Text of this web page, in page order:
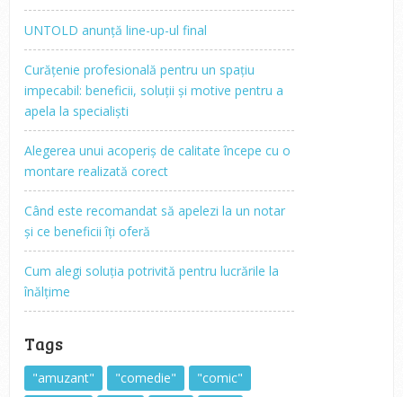
UNTOLD anunță line-up-ul final
Curățenie profesională pentru un spațiu
impecabil: beneficii, soluții și motive pentru a
apela la specialiști
Alegerea unui acoperiș de calitate începe cu o
montare realizată corect
Când este recomandat să apelezi la un notar
și ce beneficii îți oferă
Cum alegi soluția potrivită pentru lucrările la
înălțime
Tags
"amuzant" "comedie"
"comic"